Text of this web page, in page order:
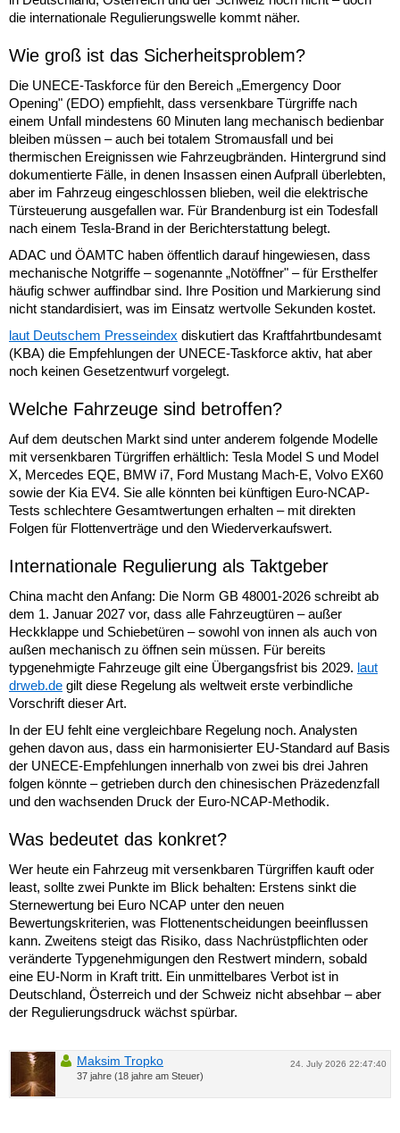
die internationale Regulierungswelle kommt näher.
Wie groß ist das Sicherheitsproblem?
Die UNECE-Taskforce für den Bereich „Emergency Door
Opening" (EDO) empfiehlt, dass versenkbare Türgriffe nach
einem Unfall mindestens 60 Minuten lang mechanisch bedienbar
bleiben müssen – auch bei totalem Stromausfall und bei
thermischen Ereignissen wie Fahrzeugbränden. Hintergrund sind
dokumentierte Fälle, in denen Insassen einen Aufprall überlebten,
aber im Fahrzeug eingeschlossen blieben, weil die elektrische
Türsteuerung ausgefallen war. Für Brandenburg ist ein Todesfall
nach einem Tesla-Brand in der Berichterstattung belegt.
ADAC und ÖAMTC haben öffentlich darauf hingewiesen, dass
mechanische Notgriffe – sogenannte „Notöffner" – für Ersthelfer
häufig schwer auffindbar sind. Ihre Position und Markierung sind
nicht standardisiert, was im Einsatz wertvolle Sekunden kostet.
laut Deutschem Presseindex diskutiert das Kraftfahrtbundesamt
(KBA) die Empfehlungen der UNECE-Taskforce aktiv, hat aber
noch keinen Gesetzentwurf vorgelegt.
Welche Fahrzeuge sind betroffen?
Auf dem deutschen Markt sind unter anderem folgende Modelle
mit versenkbaren Türgriffen erhältlich: Tesla Model S und Model
X, Mercedes EQE, BMW i7, Ford Mustang Mach-E, Volvo EX60
sowie der Kia EV4. Sie alle könnten bei künftigen Euro-NCAP-
Tests schlechtere Gesamtwertungen erhalten – mit direkten
Folgen für Flottenverträge und den Wiederverkaufswert.
Internationale Regulierung als Taktgeber
China macht den Anfang: Die Norm GB 48001-2026 schreibt ab
dem 1. Januar 2027 vor, dass alle Fahrzeugtüren – außer
Heckklappe und Schiebetüren – sowohl von innen als auch von
außen mechanisch zu öffnen sein müssen. Für bereits
typgenehmigte Fahrzeuge gilt eine Übergangsfrist bis 2029. laut
drweb.de gilt diese Regelung als weltweit erste verbindliche
Vorschrift dieser Art.
In der EU fehlt eine vergleichbare Regelung noch. Analysten
gehen davon aus, dass ein harmonisierter EU-Standard auf Basis
der UNECE-Empfehlungen innerhalb von zwei bis drei Jahren
folgen könnte – getrieben durch den chinesischen Präzedenzfall
und den wachsenden Druck der Euro-NCAP-Methodik.
Was bedeutet das konkret?
Wer heute ein Fahrzeug mit versenkbaren Türgriffen kauft oder
least, sollte zwei Punkte im Blick behalten: Erstens sinkt die
Sternewertung bei Euro NCAP unter den neuen
Bewertungskriterien, was Flottenentscheidungen beeinflussen
kann. Zweitens steigt das Risiko, dass Nachrüstpflichten oder
veränderte Typgenehmigungen den Restwert mindern, sobald
eine EU-Norm in Kraft tritt. Ein unmittelbares Verbot ist in
Deutschland, Österreich und der Schweiz nicht absehbar – aber
der Regulierungsdruck wächst spürbar.
24. July 2026 22:47:40
Maksim Tropko
37 jahre (18 jahre am Steuer)